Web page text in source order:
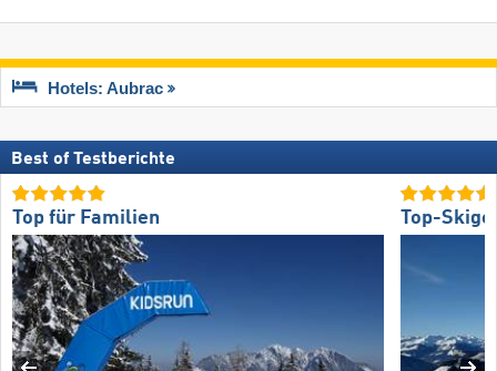
Hotels: Aubrac
Best of Testberichte
Top für Familien Top-